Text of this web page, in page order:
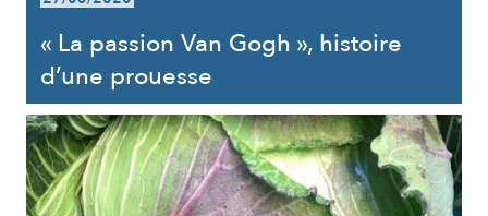
« La passion Van Gogh », histoire
d’une prouesse